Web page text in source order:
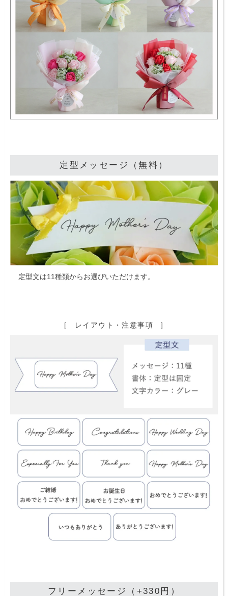
定型メッセージ（無料）
定型文は11種類からお選びいただけます。
[ レイアウト・注意事項 ]
フリーメッセージ（+330円）